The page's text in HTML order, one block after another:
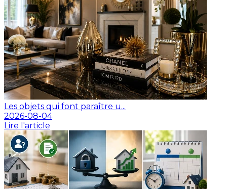
Les objets qui font paraître u...
2026-08-04
Lire l'article